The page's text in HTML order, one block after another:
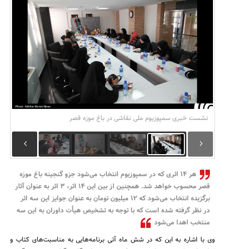
بانک، بیمه و سرمایه
مسکن و ساختمان
نشست خبری سمپوزیوم ملی نقاشی در باغ موزه قصر
هر 14 اثری که در سمپوزیوم انتخاب می‌شود جزو گنجینه باغ موزه
قصر محسوب خواهد شد. همچنین از بین این 14 اثر، 3 اثر به عنوان آثار
برگزیده انتخاب می‌شود که 12 میلیون تومان به عنوان جوایز این سه اثر
در نظر گرفته شده است که با توجه به تشخیص هیأت داوران به این سه
منتخب اهدا می‌شود
وی با اشاره به این که در شش ماه آتی برنامه‌هایی به مناسبت‌های کتاب و